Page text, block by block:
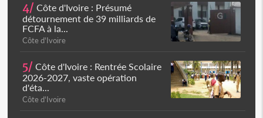
4/ Côte d'Ivoire : Présumé
détournement de 39 milliards de
FCFA à la...
Côte d'Ivoire
5/ Côte d'Ivoire : Rentrée Scolaire
2026-2027, vaste opération
d'éta...
Côte d'Ivoire